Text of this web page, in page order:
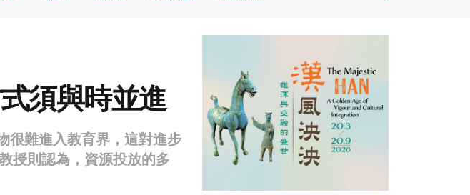
須與時並進
很難進入教育界，這對進步
授則認為，資源投放的多